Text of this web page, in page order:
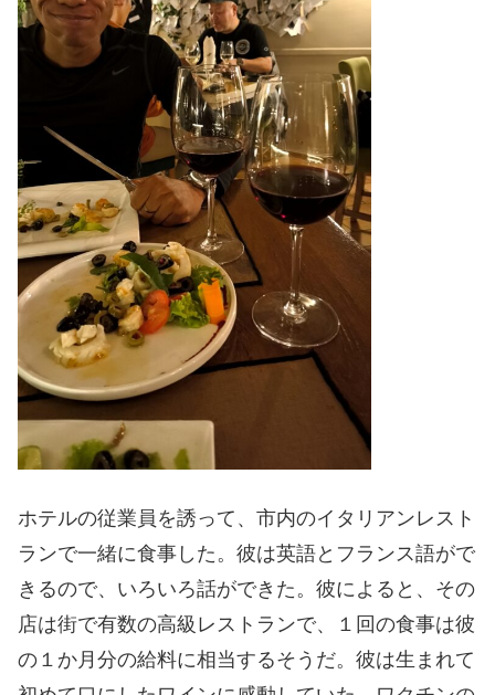
ホテルの従業員を誘って、市内のイタリアンレスト
ランで一緒に食事した。彼は英語とフランス語がで
きるので、いろいろ話ができた。彼によると、その
店は街で有数の高級レストランで、１回の食事は彼
の１か月分の給料に相当するそうだ。彼は生まれて